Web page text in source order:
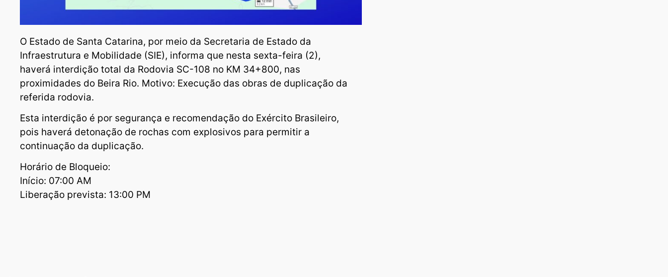
O Estado de Santa Catarina, por meio da Secretaria de Estado da
Infraestrutura e Mobilidade (SIE), informa que nesta sexta-feira (2),
haverá interdição total da Rodovia SC-108 no KM 34+800, nas
proximidades do Beira Rio. Motivo: Execução das obras de duplicação da
referida rodovia.
Esta interdição é por segurança e recomendação do Exército Brasileiro,
pois haverá detonação de rochas com explosivos para permitir a
continuação da duplicação.
Horário de Bloqueio:
Início: 07:00 AM
Liberação prevista: 13:00 PM